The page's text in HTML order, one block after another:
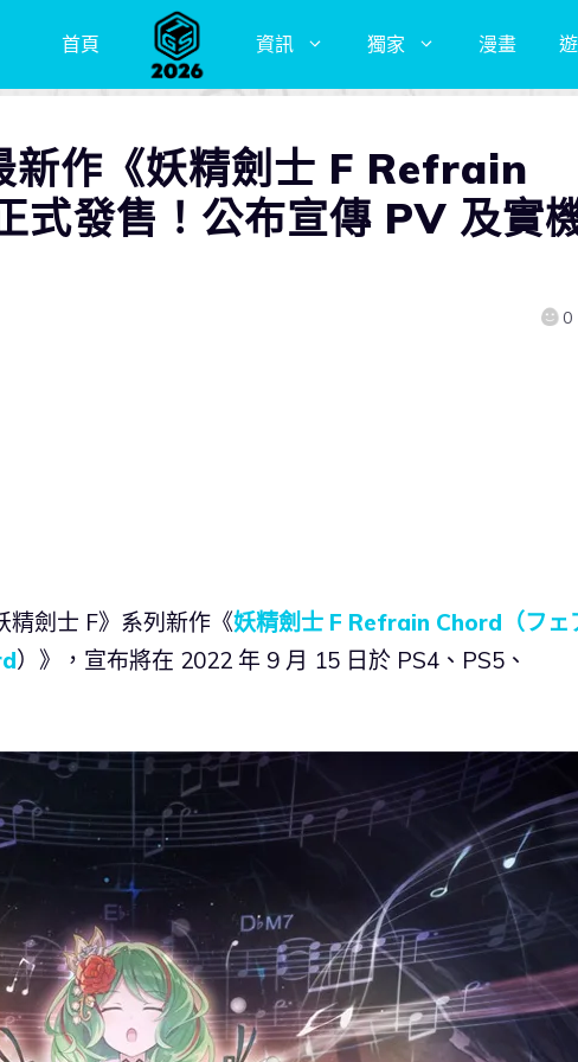
首頁 資訊 獨家 漫畫
作《妖精劍士 F Refrain
式發售！公布宣傳 PV 及實
0
劍士 F》系列新作《妖精劍士 F Refrain Chord（フェ
）》，宣布將在 2022 年 9 月 15 日於 PS4、PS5、